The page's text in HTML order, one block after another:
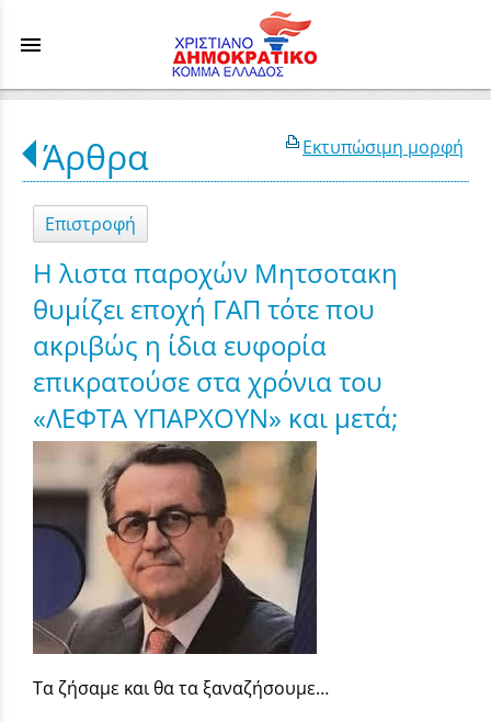
menu
Εκτυπώσιμη μορφή
Άρθρα
Επιστροφή
Η λιστα παροχών Μητσοτακη
θυμίζει εποχή ΓΑΠ τότε που
ακριβώς η ίδια ευφορία
επικρατούσε στα χρόνια του
«ΛΕΦΤΑ ΥΠΑΡΧΟΥΝ» και μετά;
Τα ζήσαμε και θα τα ξαναζήσουμε…